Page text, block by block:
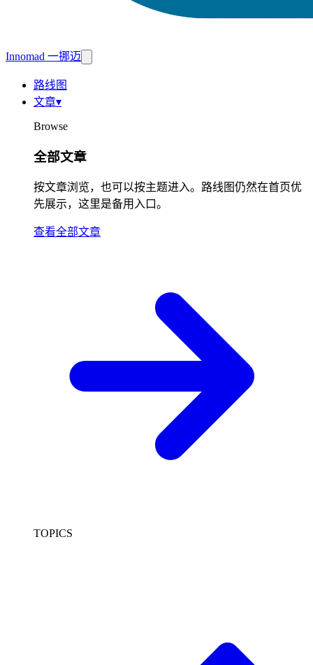
Innomad 一挪迈
路线图
文章▾
Browse
全部文章
按文章浏览，也可以按主题进入。路线图仍然在首页优
先展示，这里是备用入口。
查看全部文章
TOPICS